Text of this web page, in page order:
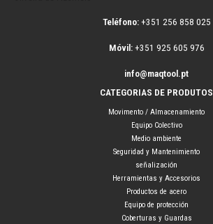
Teléfono:+351 256 858 025
Móvil:+351 925 605 976
info@maqtool.pt
CATEGORIAS DE PRODUTOS
Movimento / Almacenamiento
Equipo Colectivo
Medio ambiente
Seguridad y Mantenimiento
señalización
Herramientas y Accesorios
Productos de acero
Equipo de protección
Coberturas y Guardas